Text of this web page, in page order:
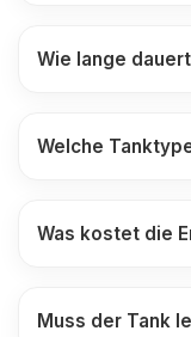
Wie lange
Welche
Was kostet die
Muss der Tank